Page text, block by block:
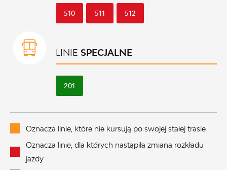
510 511 512
LINIE SPECJALNE
201
Oznacza linie, które nie kursują po swojej stałej trasie
Oznacza linie, dla których nastąpiła zmiana rozkładu
jazdy